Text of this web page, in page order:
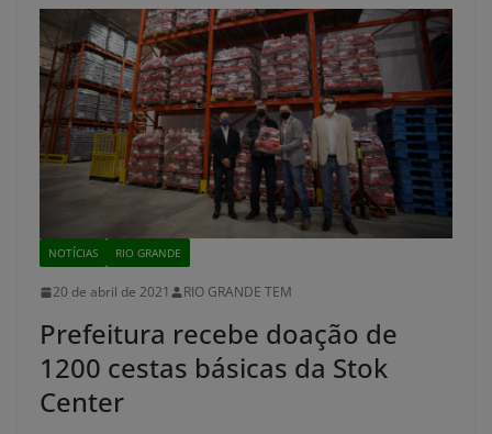
NOTÍCIAS RIO GRANDE
20 de abril de 2021 RIO GRANDE TEM
Prefeitura recebe doação de
1200 cestas básicas da Stok
Center